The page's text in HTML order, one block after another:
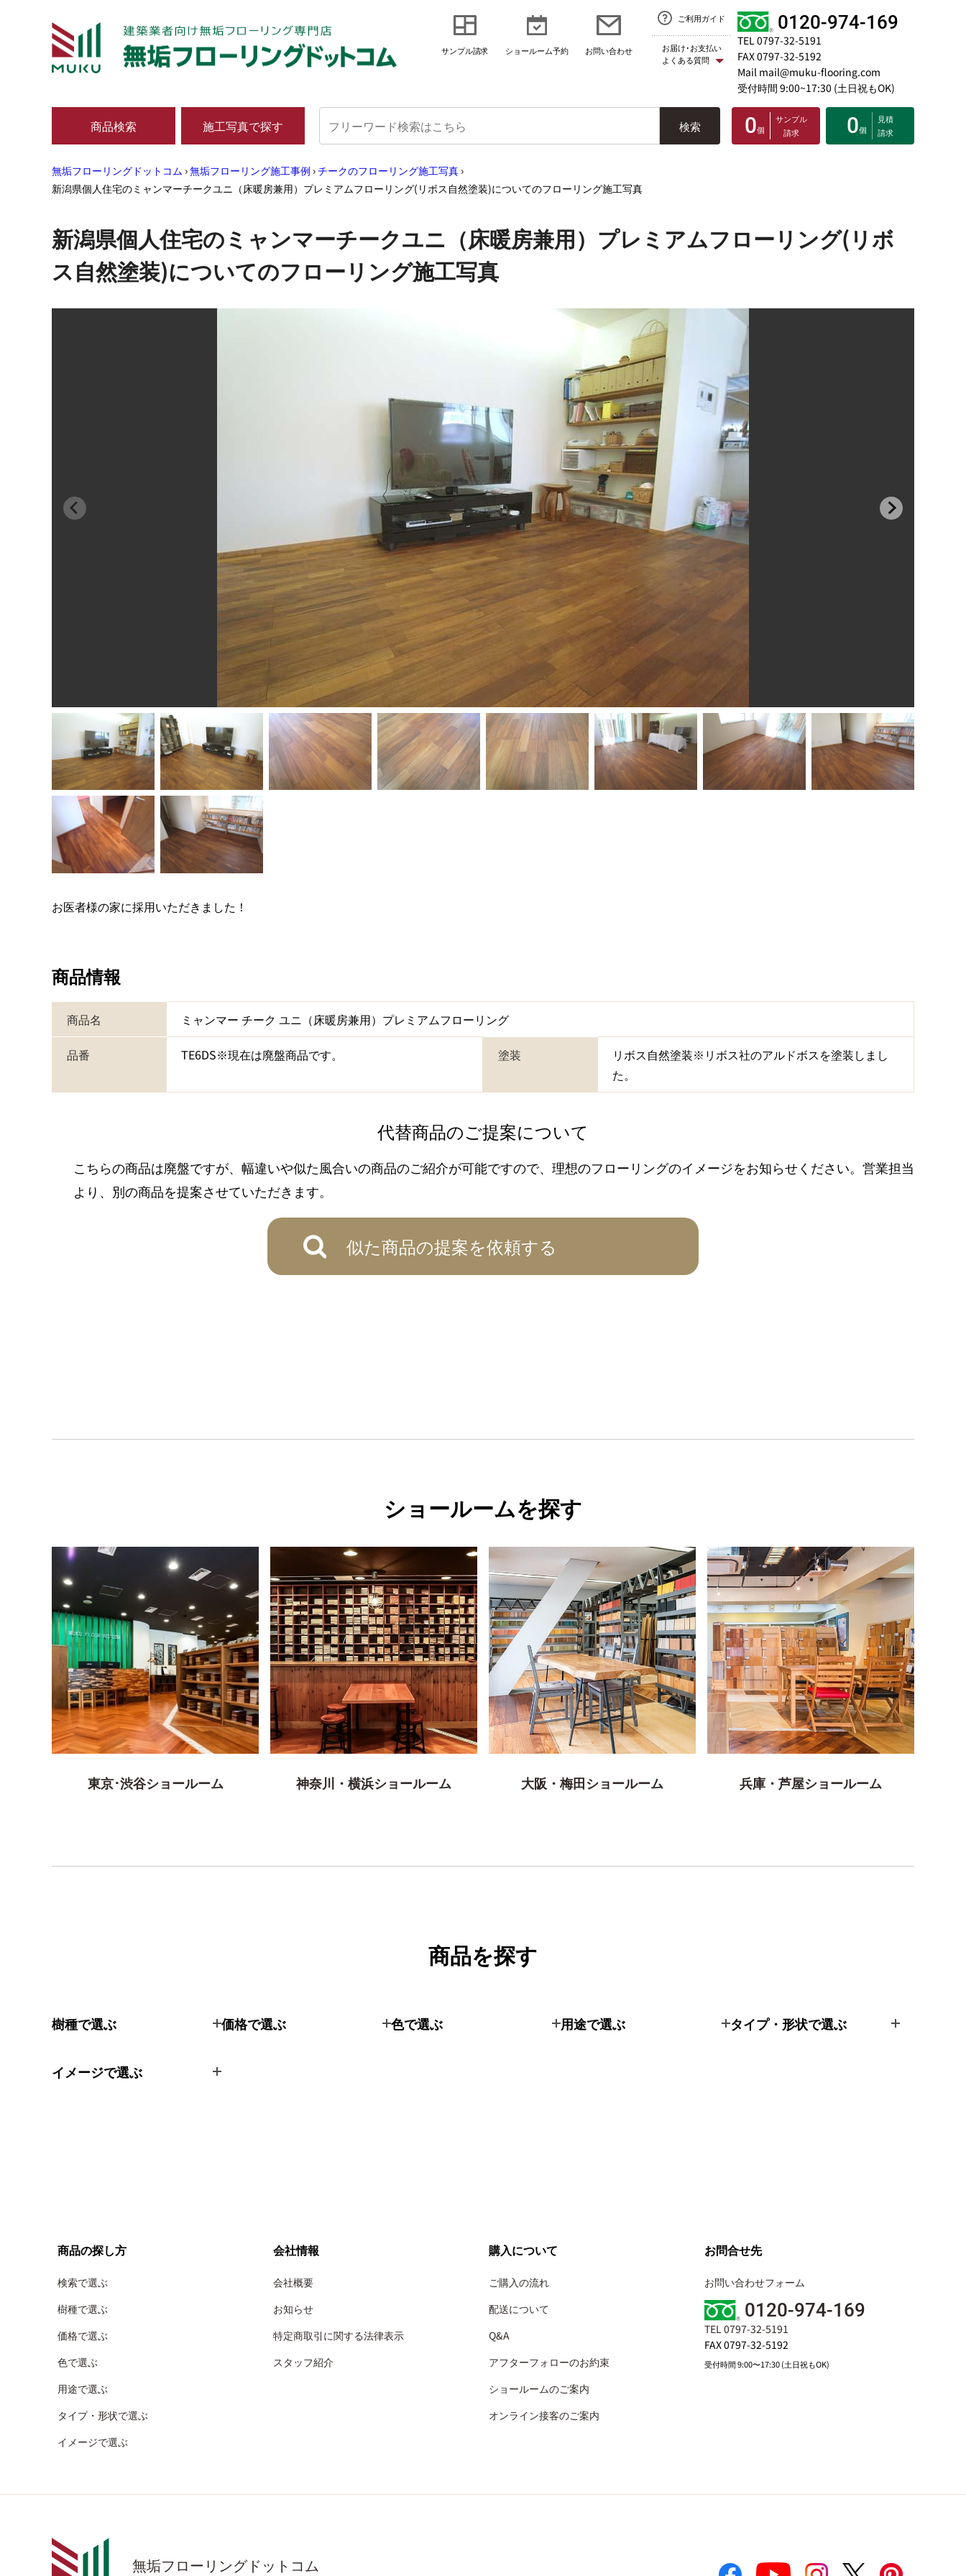
サンプル請求 ショールーム予約 お問い合わせ
ご利用ガイド
お届け･お支払い
よくある質問
0120-974-169
TEL 0797-32-5191
FAX 0797-32-5192
Mail mail@muku-flooring.com
受付時間 9:00~17:30 (土日祝もOK)
商品検索 施工写真で探す 検索 0個
サンプル
請求
0個
見積
請求
無垢フローリングドットコム ›無垢フローリング施工事例 ›チークのフローリング施工写真 ›
新潟県個人住宅のミャンマーチークユニ（床暖房兼用）プレミアムフローリング(リボス自然塗装)についてのフローリング施工写真
新潟県個人住宅のミャンマーチークユニ（床暖房兼用）プレミアムフローリング(リボ
ス自然塗装)についてのフローリング施工写真
お医者様の家に採用いただきました！
商品情報
商品名 ミャンマー チーク ユニ（床暖房兼用）プレミアムフローリング
品番 TE6DS※現在は廃盤商品です。 塗装
リボス自然塗装※リボス社のアルドボスを塗装しまし
た。
代替商品のご提案について
こちらの商品は廃盤ですが、幅違いや似た風合いの商品のご紹介が可能ですので、理想のフローリングのイメージをお知らせください。営業担当
より、別の商品を提案させていただきます。
似た商品の提案を依頼する
ショールームを探す
東京･渋谷ショールーム 神奈川・横浜ショールーム 大阪・梅田ショールーム 兵庫・芦屋ショールーム
商品を探す
樹種で選ぶ 価格で選ぶ 色で選ぶ 用途で選ぶ タイプ・形状で選ぶ
イメージで選ぶ
商品の探し方
検索で選ぶ
樹種で選ぶ
価格で選ぶ
色で選ぶ
用途で選ぶ
タイプ・形状で選ぶ
イメージで選ぶ
会社情報
会社概要
お知らせ
特定商取引に関する法律表示
スタッフ紹介
購入について
ご購入の流れ
配送について
Q&A
アフターフォローのお約束
ショールームのご案内
オンライン接客のご案内
お問合せ先
お問い合わせフォーム
0120-974-169
TEL 0797-32-5191
FAX 0797-32-5192
受付時間 9:00〜17:30 (土日祝もOK)
無垢フローリングドットコム